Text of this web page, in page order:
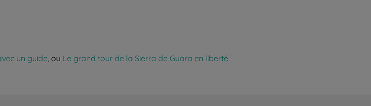
un guide , ou Le grand tour de la Sierra de Guara en liberté